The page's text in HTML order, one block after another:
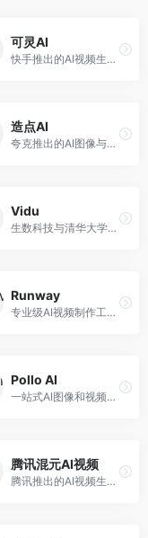
可灵AI
快手推出的AI视频生成平台，支持文生视频和图生视频，可生成长达2分钟的高质量视频内容。面向短视频创作者和营销人员，操作简便，生成效果逼真，适合商业推广和创意表达。
造点AI
夸克推出的AI图像与视频创作平台。面向普通用户和内容创作者，提供文生图、文生视频等功能，操作简便，与夸克生态深度整合。
Vidu
生数科技与清华大学联合研发的AI视频生成大模型。面向视频创作者和内容生产者，支持文生视频、图生视频，视频质量高，物理运动理解准确，国产视频生成领先工具。
Runway
专业级AI视频制作工具，支持视频生成与编辑。面向影视制作人和创意工作者，提供文生视频、视频编辑、绿幕抠像等专业功能，视频处理能力强，适合专业创作场景。
Pollo AI
一站式AI图像和视频创作平台，整合多种生成工具。面向内容创作者，提供文生图、文生视频、视频编辑等服务，创作工具全面，一站式体验便捷。
腾讯混元AI视频
腾讯推出的AI视频生成工具，基于混元大模型。面向腾讯生态用户和内容创作者，支持文生视频、视频编辑等功能，与腾讯产品生态深度整合。